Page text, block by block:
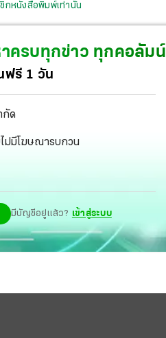
ว์สุดพิเศษครั้งนี้
กหนังสือพิมพ์เท่านั้น
าครบทุกข่าว ทุกคอลัมน์
ฟรี 1 วัน
กัด
ไม่มีโฆษณารบกวน
มีบัญชีอยู่แล้ว? เข้าสู่ระบบ